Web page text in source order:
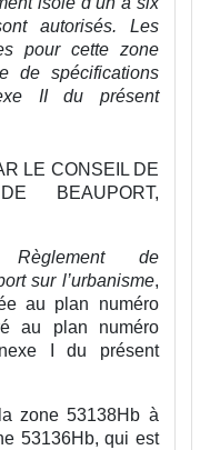
autorisés. Les
pour cette zone
de spécifications
II du présent
LE CONSEIL DE
DE BEAUPORT,
Règlement de
sur l’urbanisme,
au plan numéro
au plan numéro
I du présent
zone 53138Hb à
53136Hb, qui est